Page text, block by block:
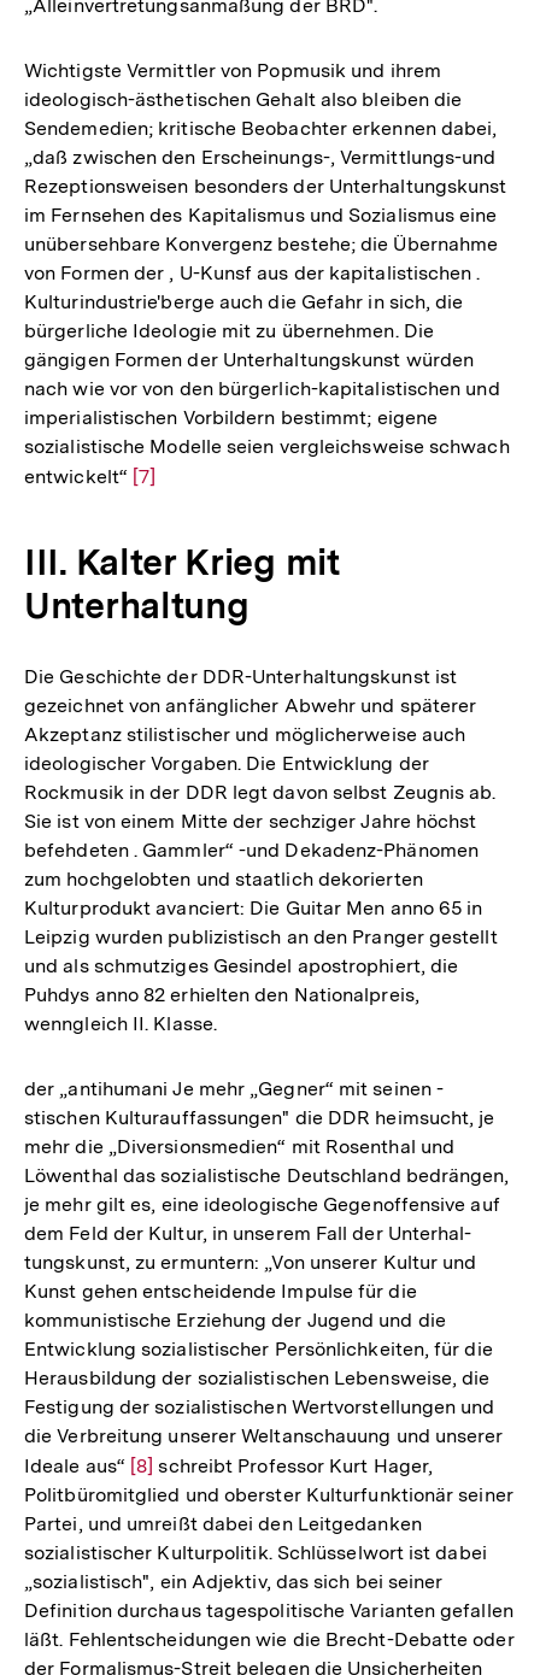
„Alleinvertretungsanmaßung der BRD".
Wichtigste Vermittler von Popmusik und ihrem
ideologisch-ästhetischen Gehalt also bleiben die
Sendemedien; kritische Beobachter erkennen dabei,
„daß zwischen den Erscheinungs-, Vermittlungs-und
Rezeptionsweisen besonders der Unterhaltungskunst
im Fernsehen des Kapitalismus und Sozialismus eine
unübersehbare Konvergenz bestehe; die Übernahme
von Formen der , U-Kunsf aus der kapitalistischen .
Kulturindustrie'berge auch die Gefahr in sich, die
bürgerliche Ideologie mit zu übernehmen. Die
gängigen Formen der Unterhaltungskunst würden
nach wie vor von den bürgerlich-kapitalistischen und
imperialistischen Vorbildern bestimmt; eigene
sozialistische Modelle seien vergleichsweise schwach
entwickelt“ Zur
Fußnote
[7]
III. Kalter Krieg mit
Unterhaltung
Die Geschichte der DDR-Unterhaltungskunst ist
gezeichnet von anfänglicher Abwehr und späterer
Akzeptanz stilistischer und möglicherweise auch
ideologischer Vorgaben. Die Entwicklung der
Rockmusik in der DDR legt davon selbst Zeugnis ab.
Sie ist von einem Mitte der sechziger Jahre höchst
befehdeten . Gammler“ -und Dekadenz-Phänomen
zum hochgelobten und staatlich dekorierten
Kulturprodukt avanciert: Die Guitar Men anno 65 in
Leipzig wurden publizistisch an den Pranger gestellt
und als schmutziges Gesindel apostrophiert, die
Puhdys anno 82 erhielten den Nationalpreis,
wenngleich II. Klasse.
der „antihumani Je mehr „Gegner“ mit seinen -
stischen Kulturauffassungen" die DDR heimsucht, je
mehr die „Diversionsmedien“ mit Rosenthal und
Löwenthal das sozialistische Deutschland bedrängen,
je mehr gilt es, eine ideologische Gegenoffensive auf
dem Feld der Kultur, in unserem Fall der Unterhal-
tungskunst, zu ermuntern: „Von unserer Kultur und
Kunst gehen entscheidende Impulse für die
kommunistische Erziehung der Jugend und die
Entwicklung sozialistischer Persönlichkeiten, für die
Herausbildung der sozialistischen Lebensweise, die
Festigung der sozialistischen Wertvorstellungen und
die Verbreitung unserer Weltanschauung und unserer
Ideale aus“ Zur
Auflösung
der
Fußnote
[8] schreibt Professor Kurt Hager,
Politbüromitglied und oberster Kulturfunktionär seiner
Partei, und umreißt dabei den Leitgedanken
sozialistischer Kulturpolitik. Schlüsselwort ist dabei
„sozialistisch", ein Adjektiv, das sich bei seiner
Definition durchaus tagespolitische Varianten gefallen
läßt. Fehlentscheidungen wie die Brecht-Debatte oder
der Formalismus-Streit belegen die Unsicherheiten